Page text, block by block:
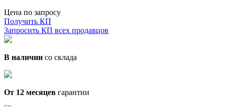
Цена по запросу
Получить КП
Запросить КП всех продавцов
В наличии со склада
От 12 месяцев гарантии